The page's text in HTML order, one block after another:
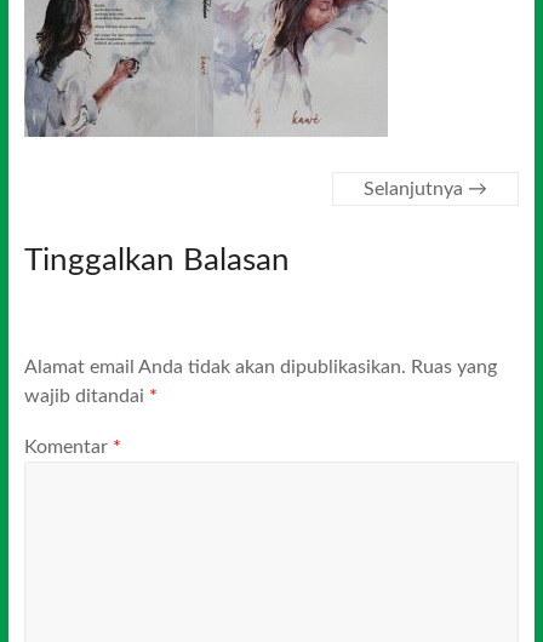
Selanjutnya →
Tinggalkan Balasan
Alamat email Anda tidak akan dipublikasikan. Ruas yang
wajib ditandai *
Komentar *